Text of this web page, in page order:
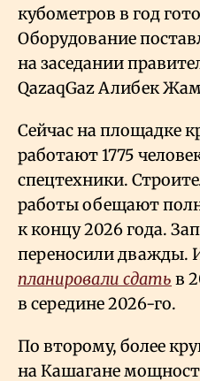
О нас
Все новости
кубометров в год
Оборудование
на заседании
QazaqGaz Алибек
Сейчас на площадке
работают 1775
спецтехники.
работы обещают
к концу 2026 года.
переносили дважды.
планировали сдать в
в середине 2026-го.
По второму, более
на Кашагане